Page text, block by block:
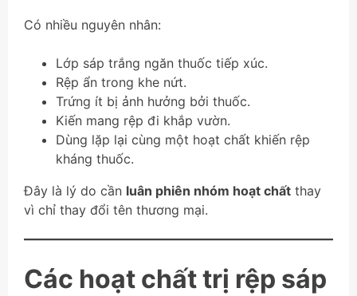
Có nhiều nguyên nhân:
Lớp sáp trắng ngăn thuốc tiếp xúc.
Rệp ẩn trong khe nứt.
Trứng ít bị ảnh hưởng bởi thuốc.
Kiến mang rệp đi khắp vườn.
Dùng lặp lại cùng một hoạt chất khiến rệp
kháng thuốc.
Đây là lý do cần luân phiên nhóm hoạt chất thay
vì chỉ thay đổi tên thương mại.
Các hoạt chất trị rệp sáp